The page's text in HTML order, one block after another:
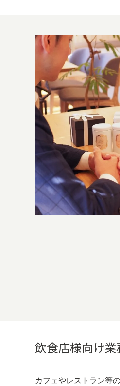
飲食店様向け業
カフェやレストラン等